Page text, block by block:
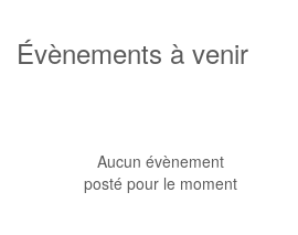
Évènements à venir
Aucun évènement
posté pour le moment